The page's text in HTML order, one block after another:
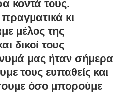
κοντά τους.
κι
μέλος της
δικοί τους
μας ήταν σήμερα
τους ευπαθείς και
όσο μπορούμε